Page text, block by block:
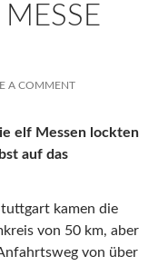
A COMMENT
elf Messen lockten
auf das
kamen die
von 50 km, aber
von über